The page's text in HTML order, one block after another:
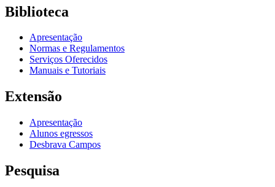
Biblioteca
Apresentação
Normas e Regulamentos
Serviços Oferecidos
Manuais e Tutoriais
Extensão
Apresentação
Alunos egressos
Desbrava Campos
Pesquisa